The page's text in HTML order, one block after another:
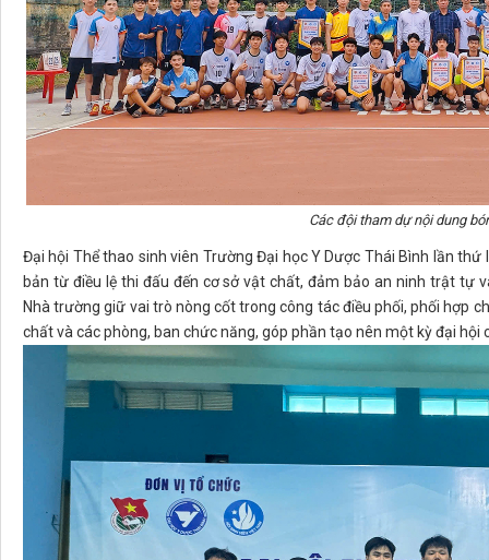
Các đội tham dự nội dung
Đại hội Thể thao sinh viên Trường Đại học Y Dược Thái Bình lần
bản từ điều lệ thi đấu đến cơ sở vật chất, đảm bảo an ninh trật tự
Nhà trường giữ vai trò nòng cốt trong công tác điều phối, phối hợp
chất và các phòng, ban chức năng, góp phần tạo nên một kỳ đại hội